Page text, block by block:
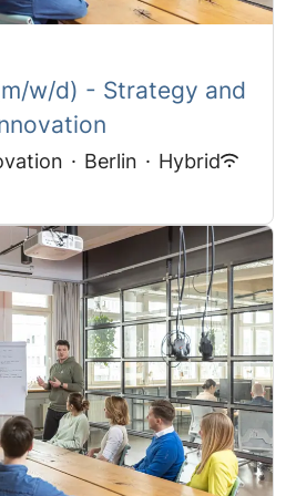
w/d) - Strategy and
· Berlin · Hybrid